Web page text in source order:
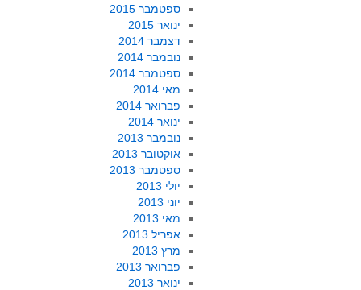
ספטמבר 2015
ינואר 2015
דצמבר 2014
נובמבר 2014
ספטמבר 2014
מאי 2014
פברואר 2014
ינואר 2014
נובמבר 2013
אוקטובר 2013
ספטמבר 2013
יולי 2013
יוני 2013
מאי 2013
אפריל 2013
מרץ 2013
פברואר 2013
ינואר 2013